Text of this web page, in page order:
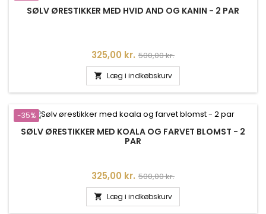
SØLV ØRESTIKKER MED HVID AND OG KANIN - 2 PAR
Pris
325,00 kr. Normalpris
500,00 kr.
 Læg i indkøbskurv
-35%
SØLV ØRESTIKKER MED KOALA OG FARVET BLOMST - 2
PAR
Pris
325,00 kr. Normalpris
500,00 kr.
 Læg i indkøbskurv